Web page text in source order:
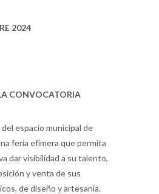
2024
CONVOCATORIA
espacio municipal de
feria efímera que permita
dar visibilidad a su talento,
y venta de sus
de diseño y artesanía.